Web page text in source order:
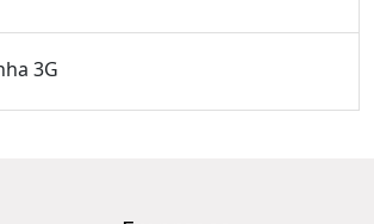
3G